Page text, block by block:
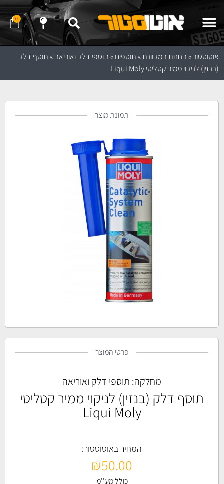
0
אוטוסטור»החנות המקוונת»תוספים»תוספי דלק ואוריאה»תוסף דלק
(בנזין) לניקוי ממיר קטליטי Liqui Moly
תמונת מוצר
פרטי המוצר
מחלקה: תוספי דלק ואוריאה
תוסף דלק (בנזין) לניקוי ממיר קטליטי
Liqui Moly
המחיר באוטוסטור:
₪50.00
כולל מע''מ